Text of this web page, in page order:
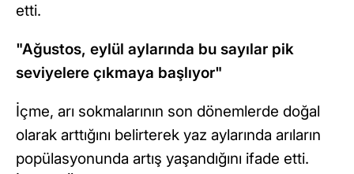
etti.
"Ağustos, eylül aylarında bu sayılar pik
seviyelere çıkmaya başlıyor"
İçme, arı sokmalarının son dönemlerde doğal
olarak arttığını belirterek yaz aylarında arıların
popülasyonunda artış yaşandığını ifade etti.